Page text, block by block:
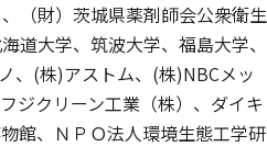
（財）茨城県薬剤師会公衆衛生
道大学、筑波大学、福島大学、
、(株)アストム、(株)NBCメッ
ジクリーン工業（株）、ダイキ
館、ＮＰＯ法人環境生態工学研